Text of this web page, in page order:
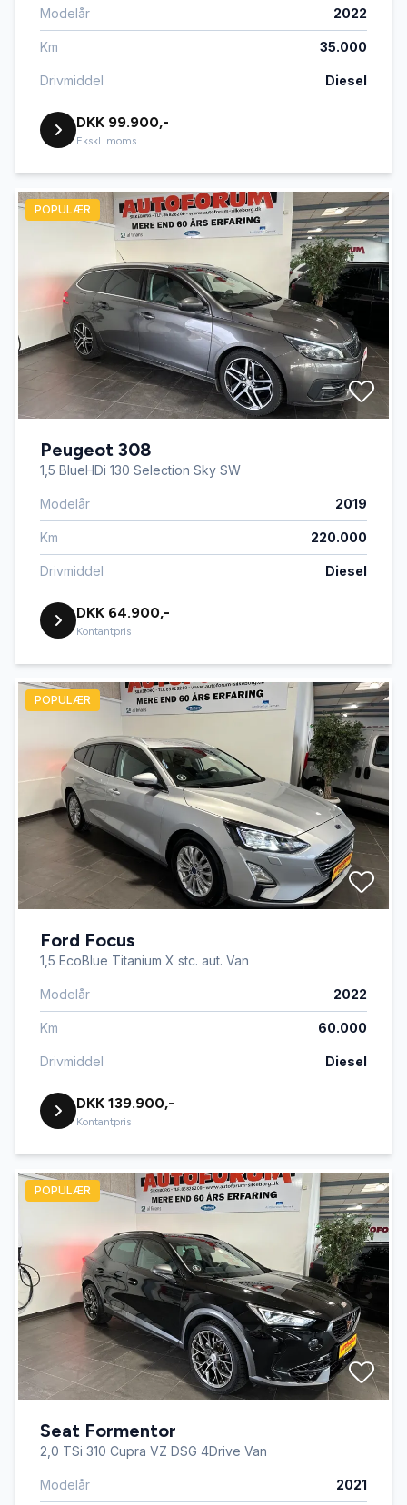
Modelår 2022
Km 35.000
Drivmiddel Diesel
DKK 99.900,-
Ekskl. moms
POPULÆR
Peugeot 308
1,5 BlueHDi 130 Selection Sky SW
Modelår 2019
Km 220.000
Drivmiddel Diesel
DKK 64.900,-
Kontantpris
POPULÆR
Ford Focus
1,5 EcoBlue Titanium X stc. aut. Van
Modelår 2022
Km 60.000
Drivmiddel Diesel
DKK 139.900,-
Kontantpris
POPULÆR
Seat Formentor
2,0 TSi 310 Cupra VZ DSG 4Drive Van
Modelår 2021